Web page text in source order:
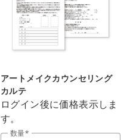
アートメイクカウンセリング
カルテ
ログイン後に価格表示しま
す。
数量